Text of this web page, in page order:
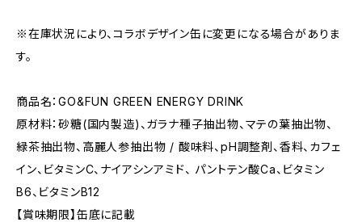
※在庫状況により、コラボデザイン缶に変更になる場合がありま
す。
商品名：GO&FUN GREEN ENERGY DRINK
原材料：砂糖(国内製造)、ガラナ種子抽出物、マテの葉抽出物、
緑茶抽出物、高麗人参抽出物 / 酸味料、pH調整剤、香料、カフェ
イン、ビタミンC、ナイアシンアミド、 パントテン酸Ca、ビタミン
B6、ビタミンB12
【賞味期限】缶底に記載